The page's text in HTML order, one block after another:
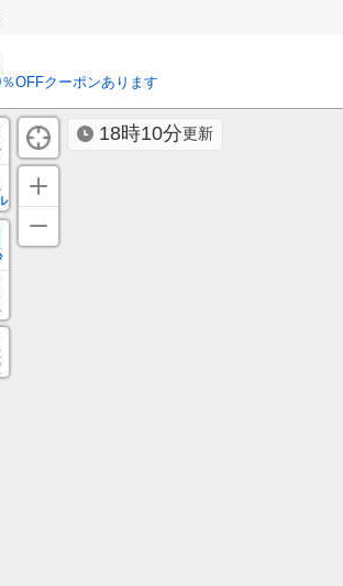
％OFFクーポンあります
18時10分更新